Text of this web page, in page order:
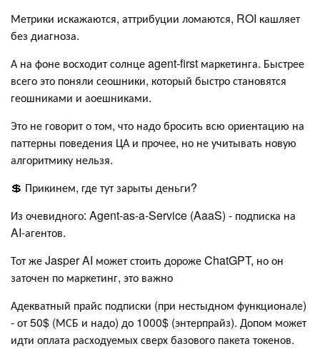
Метрики искажаются, аттрибуции ломаются, ROI кашляет
без диагноза.
А на фоне восходит солнце agent-first маркетинга. Быстрее
всего это поняли сеошники, который быстро становятся
геошниками и аоешниками.
Это не говорит о том, что надо бросить всю ориентацию на
паттерны поведения ЦА и прочее, но не учитывать новую
алгоритмику нельзя.
💲 Прикинем, где тут зарыты деньги?
Из очевидного: Agent-as-a-Service (AaaS) - подписка на
AI-агентов.
Тот же Jasper AI может стоить дороже ChatGPT, но он
заточен по маркетинг, это важно
Адекватный прайс подписки (при нестыдном функционале)
- от 50$ (МСБ и надо) до 1000$ (энтерпрайз). Допом может
идти оплата расходуемых сверх базового пакета токенов.